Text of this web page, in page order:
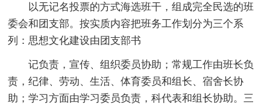
以无记名投票的方式海选班干，组成完全民选的班
委会和团支部。按实质内容把班务工作划分为三个系
列：思想文化建设由团支部书
记负责，宣传、组织委员协助；常规工作由班长负
责，纪律、劳动、生活、体育委员和组长、宿舍长协
助；学习方面由学习委员负责，科代表和组长协助。三